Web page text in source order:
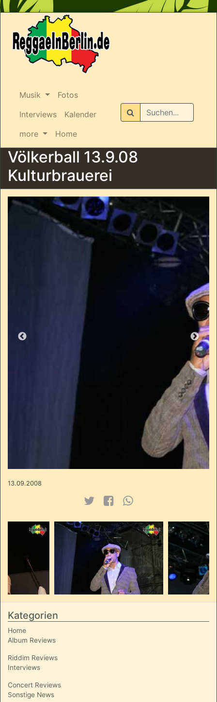
Musik
Fotos
Interviews
Kalender
more
Home
Suchen
Völkerball 13.9.08
Kulturbrauerei
13.09.2008
Kategorien
Home
Album Reviews
Riddim Reviews
Interviews
Concert Reviews
Sonstige News